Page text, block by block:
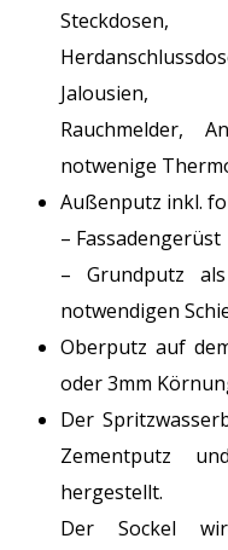
Jalousien,
Rauchmelder,
notwenige
Außenputz inkl.
– Fassadengerüst
– Grundputz
notwendigen
Oberputz auf
oder 3mm
Der
Zementputz
hergestellt.
Der Sockel